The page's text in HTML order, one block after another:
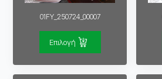
01FY_250724_00007
Επιλογή